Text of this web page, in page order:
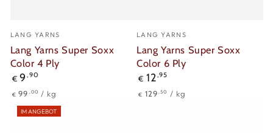
Verkäufer/in:
LANG YARNS
Lang Yarns Super Soxx
Color 4 Ply
Regulärer
Preis
€ 9 ,90
Stückpreis
€ 99 ,00 / pro
kg
Verkäufer/in:
LANG YARNS
Lang Yarns Super Soxx
Color 6 Ply
Regulärer
Preis
€ 12 ,95
Stückpreis
€ 129 ,50 / pro
kg
IM ANGEBOT